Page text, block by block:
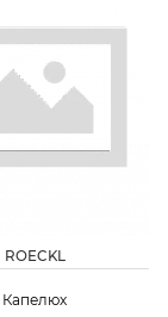
ROECKL
Капелюх